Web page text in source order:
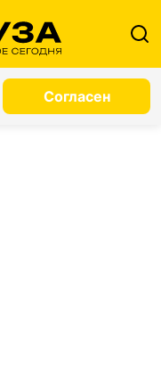
Согласен